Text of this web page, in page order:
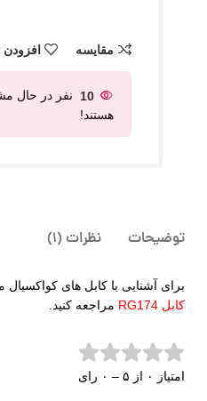
مقایسه افزودن
10
نفر در حال
هستند!
توضیحات نظرات (1)
برای آشنایی با کابل های
کابل RG174
مراجعه کنید.
امتیاز ۰ از ۵ – ۰ رای